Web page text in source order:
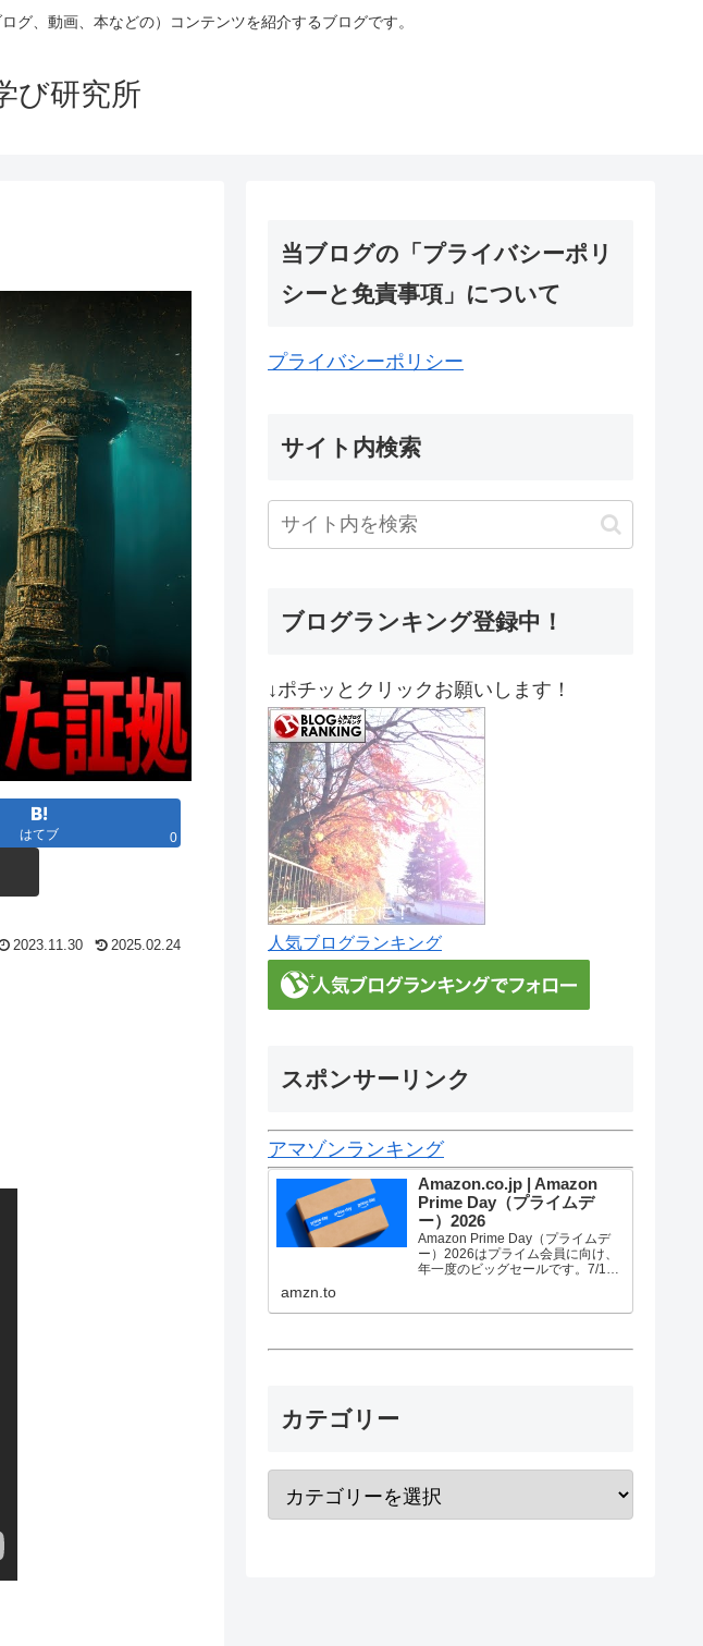
グ、動画、本などの）コンテンツを紹介するブログです。
び研究所
はてブ 0
2023.11.30 2025.02.24
当ブログの「プライバシーポリ
シーと免責事項」について
プライバシーポリシー
サイト内検索
ブログランキング登録中！
↓ポチッとクリックお願いします！
人気ブログランキング
スポンサーリンク
アマゾンランキング
Amazon.co.jp | Amazon
Prime Day（プライムデ
ー）2026
Amazon Prime Day（プライムデ
ー）2026はプライム会員に向け、
年一度のビッグセールです。7/10
ら数多くのお買得商品が96時間に
amzn.to
カテゴリー